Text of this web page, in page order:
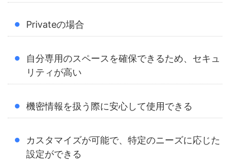
Privateの場合
自分専用のスペースを確保できるため、セキュ
リティが高い
機密情報を扱う際に安心して使用できる
カスタマイズが可能で、特定のニーズに応じた
設定ができる